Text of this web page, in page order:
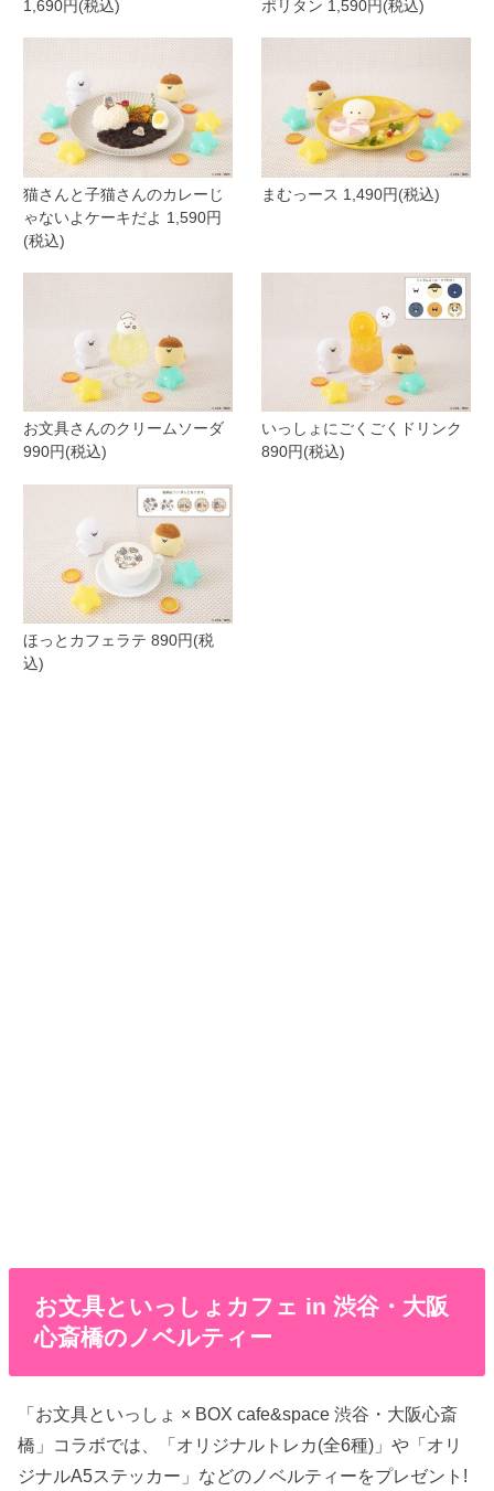
1,690円(税込)
ポリタン 1,590円(税込)
猫さんと子猫さんのカレーじ
ゃないよケーキだよ 1,590円
(税込)
まむっース 1,490円(税込)
お文具さんのクリームソーダ
990円(税込)
いっしょにごくごくドリンク
890円(税込)
ほっとカフェラテ 890円(税
込)
お文具といっしょカフェ in 渋谷・大阪
心斎橋のノベルティー
「お文具といっしょ × BOX cafe&space 渋谷・大阪心斎
橋」コラボでは、「オリジナルトレカ(全6種)」や「オリ
ジナルA5ステッカー」などのノベルティーをプレゼント!